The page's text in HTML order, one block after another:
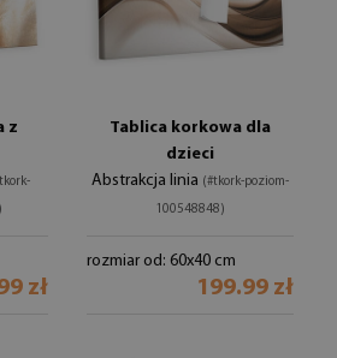
z
zł
Tablica korkowa dla
dzieci
Abstrakcja linia (#tkork-poziom-
100548848)
rozmiar od: 60x40 cm
199.99 zł